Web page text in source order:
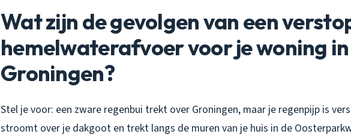
Wat zijn de gevolgen van een
hemelwaterafvoer voor je woning in
Groningen?
Stel je voor: een zware regenbui trekt over Groningen, maar je regenpijp is
stroomt over je dakgoot en trekt langs de muren van je huis in de